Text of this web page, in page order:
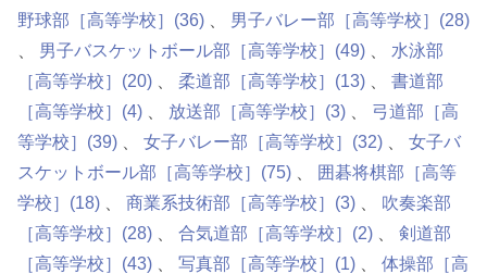
野球部［高等学校］ (36) 男子バレー部［高等学校］ (28)
男子バスケットボール部［高等学校］ (49)
水泳部
［高等学校］ (20) 柔道部［高等学校］ (13)
書道部
［高等学校］ (4) 放送部［高等学校］ (3)
弓道部［高
等学校］ (39) 女子バレー部［高等学校］ (32)
女子バ
スケットボール部［高等学校］ (75)
囲碁将棋部［高等
学校］ (18) 商業系技術部［高等学校］ (3)
吹奏楽部
［高等学校］ (28) 合気道部［高等学校］ (2)
剣道部
［高等学校］ (43) 写真部［高等学校］ (1)
体操部［高